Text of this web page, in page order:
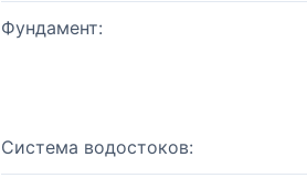
Фундамент:
Система водостоков: